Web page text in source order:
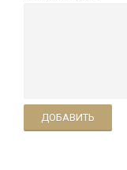
ДОБАВИТЬ